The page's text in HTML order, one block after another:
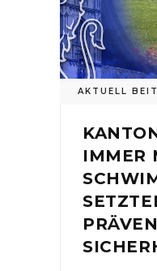
AKTUELL
IMMER